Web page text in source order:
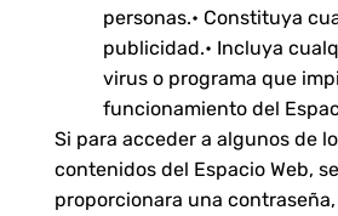
personas.• Constituya
publicidad.• Incluya
virus o programa que
funcionamiento del
Si para acceder a algunos de
contenidos del Espacio Web,
proporcionara una